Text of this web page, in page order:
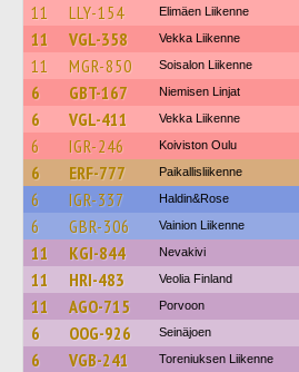
11 LLY-154 Elimäen Liikenne
11 VGL-358 Vekka Liikenne
11 MGR-850 Soisalon Liikenne
6 GBT-167 Niemisen Linjat
6 VGL-411 Vekka Liikenne
6 IGR-246 Koiviston Oulu
6 ERF-777 Paikallisliikenne
6 IGR-337 Haldin&Rose
6 GBR-306 Vainion Liikenne
11 KGI-844 Nevakivi
11 HRI-483 Veolia Finland
11 AGO-715 Porvoon
6 OOG-926 Seinäjoen
6 VGB-241 Toreniuksen Liikenne